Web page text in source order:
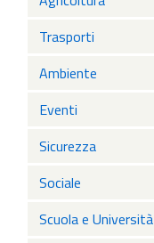
Trasporti
Ambiente
Eventi
Sicurezza
Sociale
Scuola e Università